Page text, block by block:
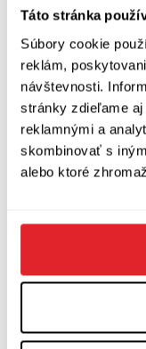
Táto stránka
Súbory cookie
reklám,
návštevnosti.
stránky zdieľame
reklamnými a
skombinovať s
alebo ktoré
Otázkou však
Oddaných
argumenty
ľudí, ktorí
liečbe inú
Veľmi dobre
ktorí chcú
ako ho
spočívajú
pasáž o